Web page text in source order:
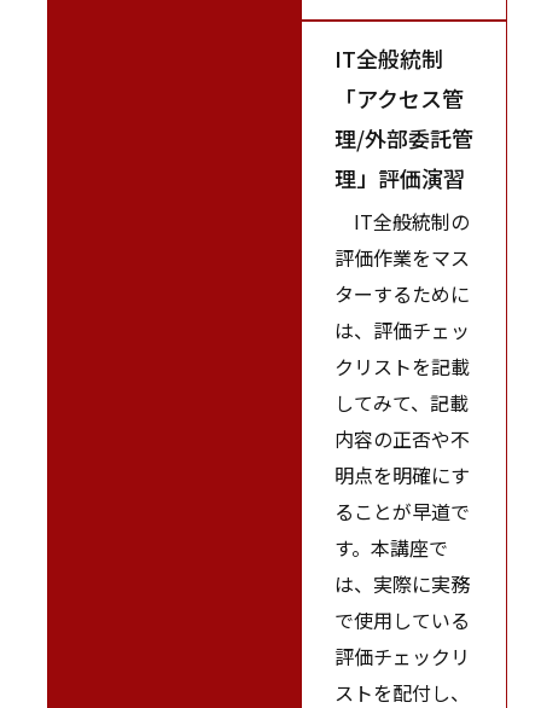
IT全般統制
「アクセス管
理/外部委託管
理」評価演習
IT全般統制の
評価作業をマス
ターするために
は、評価チェッ
クリストを記載
してみて、記載
内容の正否や不
明点を明確にす
ることが早道で
す。本講座で
は、実際に実務
で使用している
評価チェックリ
ストを配付し、